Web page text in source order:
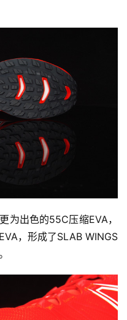
为出色的55C压缩EVA，
，形成了SLAB WINGS